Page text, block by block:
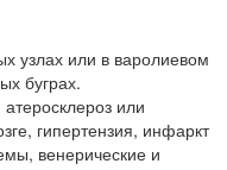
узлах или в варолиевом
буграх.
атеросклероз или
гипертензия, инфаркт
венерические и